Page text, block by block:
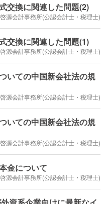
交換に関連した問題(2)
啓源会計事務所(公認会計士・税理士)
交換に関連した問題(1)
啓源会計事務所(公認会計士・税理士)
いての中国新会社法の規
啓源会計事務所(公認会計士・税理士)
いての中国新会社法の規
啓源会計事務所(公認会計士・税理士)
金について
啓源会計事務所(公認会計士・税理士)